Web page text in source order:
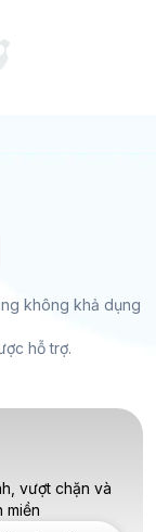
không khả dụng
hỗ trợ.
vượt chặn và
miền